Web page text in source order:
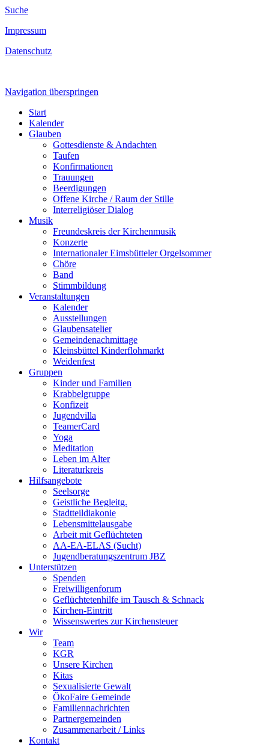
Suche
Impressum
Datenschutz
Navigation überspringen
Start
Kalender
Glauben
Gottesdienste & Andachten
Taufen
Konfirmationen
Trauungen
Beerdigungen
Offene Kirche / Raum der Stille
Interreligiöser Dialog
Musik
Freundeskreis der Kirchenmusik
Konzerte
Internationaler Eimsbütteler Orgelsommer
Chöre
Band
Stimmbildung
Veranstaltungen
Kalender
Ausstellungen
Glaubensatelier
Gemeindenachmittage
Kleinsbüttel Kinder­flohmarkt
Weidenfest
Gruppen
Kinder und Familien
Krabbelgruppe
Konfizeit
Jugendvilla
TeamerCard
Yoga
Meditation
Leben im Alter
Literaturkreis
Hilfsangebote
Seelsorge
Geistliche Begleitg.
Stadtteildiakonie
Lebensmittelausgabe
Arbeit mit Geflüchteten
AA-EA-ELAS (Sucht)
Jugendberatungs­zentrum JBZ
Unterstützen
Spenden
Freiwilligenforum
Geflüchtetenhilfe im Tausch & Schnack
Kirchen-Eintritt
Wissenswertes zur Kirchensteuer
Wir
Team
KGR
Unsere Kirchen
Kitas
Sexualisierte Gewalt
ÖkoFaire Gemeinde
Familiennachrichten
Partnergemeinden
Zusammenarbeit / Links
Kontakt